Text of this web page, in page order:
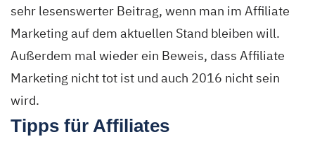
sehr lesenswerter Beitrag, wenn man im Affiliate
Marketing auf dem aktuellen Stand bleiben will.
Außerdem mal wieder ein Beweis, dass Affiliate
Marketing nicht tot ist und auch 2016 nicht sein
wird.
Tipps für Affiliates